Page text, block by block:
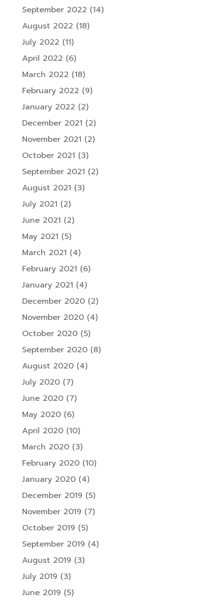
September 2022 (14)
August 2022 (18)
July 2022 (11)
April 2022 (6)
March 2022 (18)
February 2022 (9)
January 2022 (2)
December 2021 (2)
November 2021 (2)
October 2021 (3)
September 2021 (2)
August 2021 (3)
July 2021 (2)
June 2021 (2)
May 2021 (5)
March 2021 (4)
February 2021 (6)
January 2021 (4)
December 2020(2)
November 2020(4)
October 2020(5)
September 2020(8)
August 2020(4)
July 2020(7)
June 2020(7)
May 2020(6)
April 2020(10)
March 2020(3)
February 2020(10)
January 2020(4)
December 2019 (5)
November 2019 (7)
October 2019 (5)
September 2019 (4)
August 2019 (3)
July 2019 (3)
June 2019 (5)